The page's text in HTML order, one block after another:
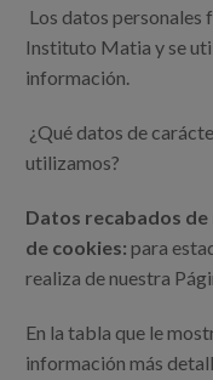
Los datos
Instituto Matia y se
información.
¿Qué datos de
utilizamos?
Datos recabados
de cookies: para
realiza de nuestra
En la tabla que le
información más